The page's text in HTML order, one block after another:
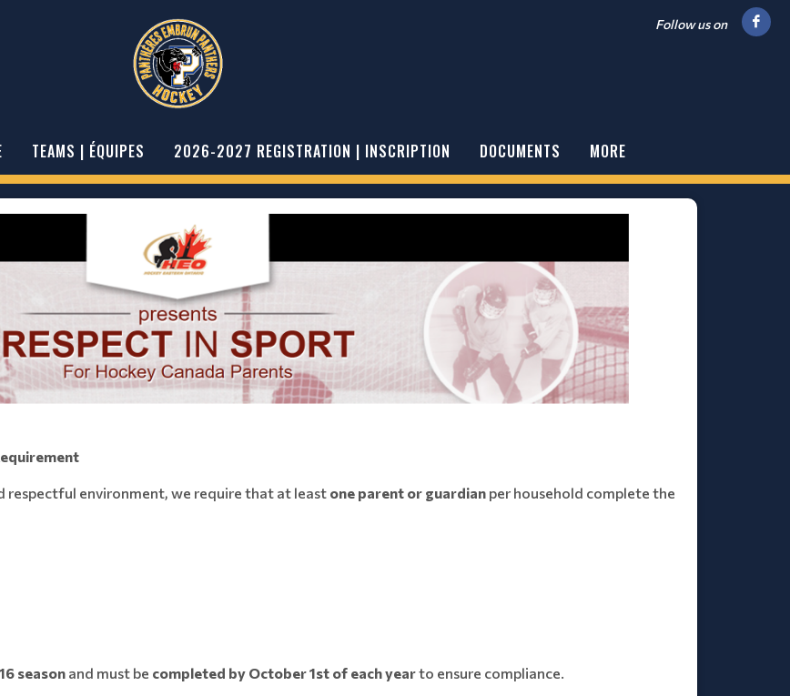
Follow us on
TEAMS | ÉQUIPES 2026-2027 REGISTRATION | INSCRIPTION DOCUMENTS MORE
environment, we require that at least one parent or guardian per household complete the
season and must be completed by October 1st of each yearto ensure compliance.